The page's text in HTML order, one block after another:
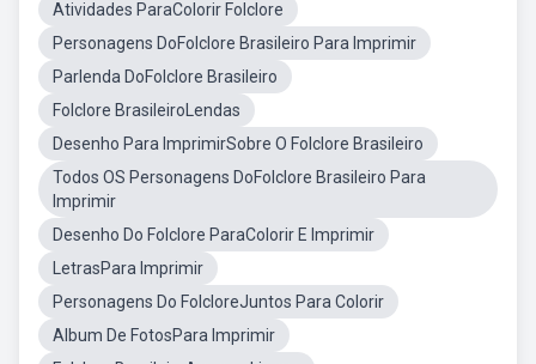
Atividades ParaColorir Folclore
Personagens DoFolclore Brasileiro Para Imprimir
Parlenda DoFolclore Brasileiro
Folclore BrasileiroLendas
Desenho Para ImprimirSobre O Folclore Brasileiro
Todos OS Personagens DoFolclore Brasileiro Para
Imprimir
Desenho Do Folclore ParaColorir E Imprimir
LetrasPara Imprimir
Personagens Do FolcloreJuntos Para Colorir
Album De FotosPara Imprimir